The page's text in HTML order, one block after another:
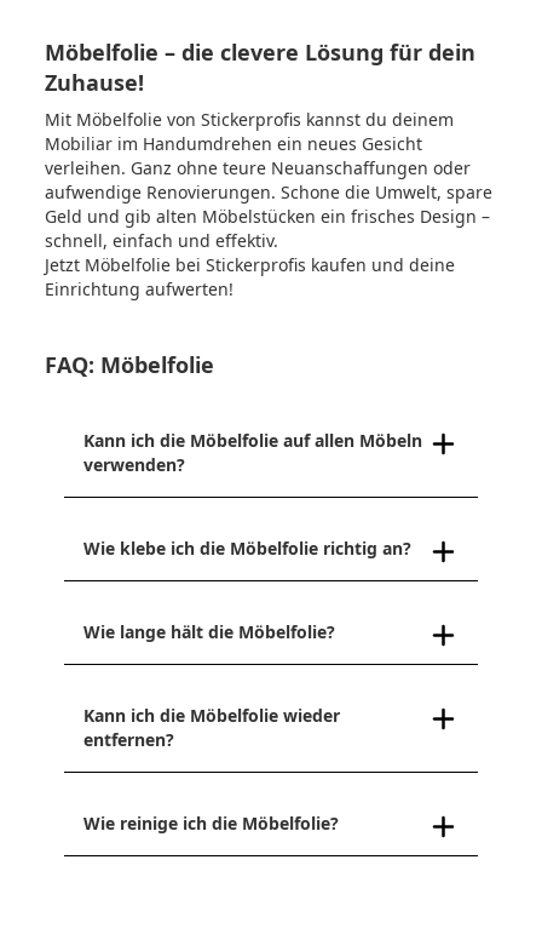
Möbelfolie – die clevere Lösung für dein
Zuhause!
Mit Möbelfolie vonStickerprofis kannst du deinem
Mobiliar im Handumdrehen ein neues Gesicht
verleihen. Ganz ohne teure Neuanschaffungen oder
aufwendige Renovierungen. Schone die Umwelt, spare
Geld und gib alten Möbelstücken ein frisches Design –
schnell, einfach und effektiv.
Jetzt Möbelfolie bei Stickerprofis kaufen und deine
Einrichtung aufwerten!
FAQ: Möbelfolie
Kann ich die Möbelfolie auf allen Möbeln
verwenden?
Wie klebe ich die Möbelfolie richtig an?
Wie lange hält die Möbelfolie?
Kann ich die Möbelfolie wieder
entfernen?
Wie reinige ich die Möbelfolie?